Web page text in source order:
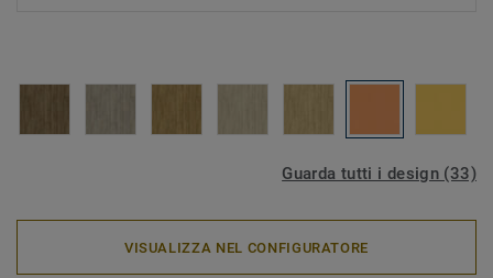
Guarda tutti i design (33)
VISUALIZZA NEL CONFIGURATORE